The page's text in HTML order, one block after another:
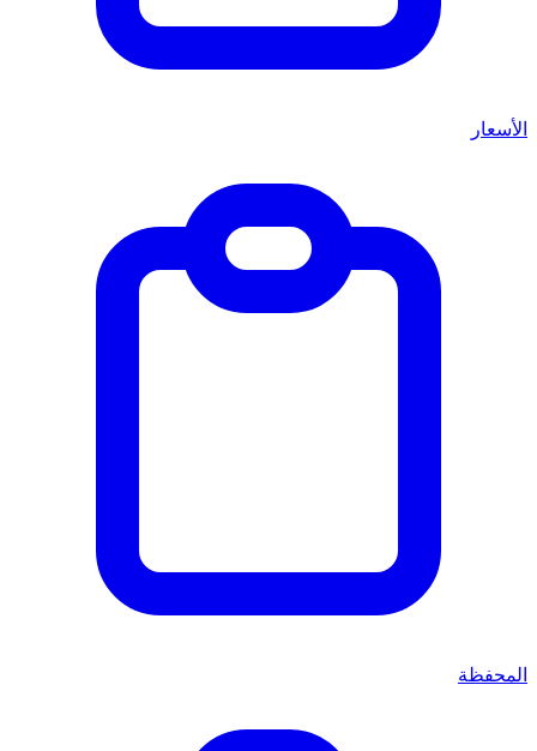
الأسعار
المحفظة